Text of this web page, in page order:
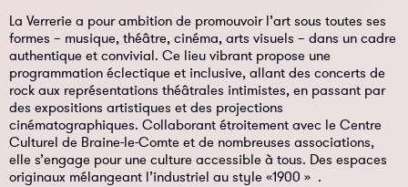
La Verrerie a pour ambition de promouvoir l’art sous toutes ses
formes – musique, théâtre, cinéma, arts visuels – dans un cadre
authentique et convivial. Ce lieu vibrant propose une
programmation éclectique et inclusive, allant des concerts de
rock aux représentations théâtrales intimistes, en passant par
des expositions artistiques et des projections
cinématographiques. Collaborant étroitement avec le Centre
Culturel de Braine-le-Comte et de nombreuses associations,
elle s’engage pour une culture accessible à tous. Des espaces
originaux mélangeant l’industriel au style «1900 » .